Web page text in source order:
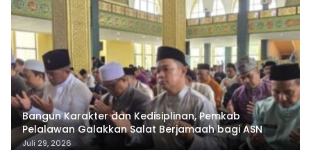
Bangun Karakter dan Kedisiplinan, Pemkab
Pelalawan Galakkan Salat Berjamaah bagi ASN
Juli 29, 2026